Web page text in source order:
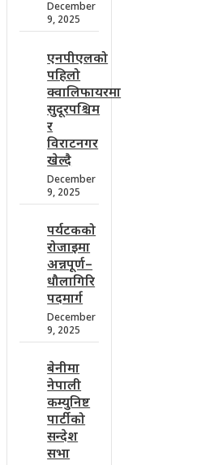
December
9, 2025
एनपीएलको
पहिलो
क्वालिफायरमा
सुदूरपश्चिम
र
विराटनगर
खेल्दै
December
9, 2025
पर्यटकको
रोजाइमा
अन्नपूर्ण–
धौलागिरि
पदमार्ग
December
9, 2025
बेनीमा
नेपाली
कम्युनिष्ट
पार्टीको
सन्देश
सभा